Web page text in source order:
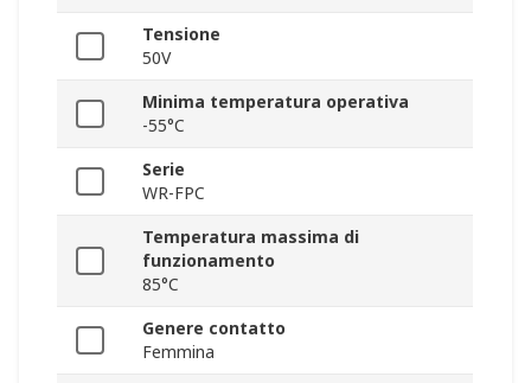
Tensione
50V
Minima temperatura operativa
-55°C
Serie
WR-FPC
Temperatura massima di
funzionamento
85°C
Genere contatto
Femmina